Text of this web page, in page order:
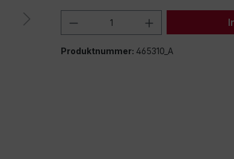
Produkt Anzahl: Gib
Produktnummer: 465310_A